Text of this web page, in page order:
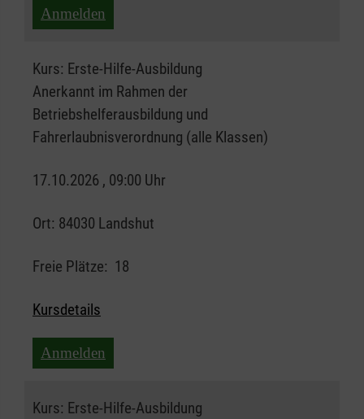
Anmelden
Kurs: Erste-Hilfe-Ausbildung
Anerkannt im Rahmen der
Betriebshelferausbildung und
Fahrerlaubnisverordnung (alle Klassen)
17.10.2026 , 09:00 Uhr
Ort: 84030 Landshut
Freie Plätze: 18
Kursdetails
Anmelden
Kurs: Erste-Hilfe-Ausbildung